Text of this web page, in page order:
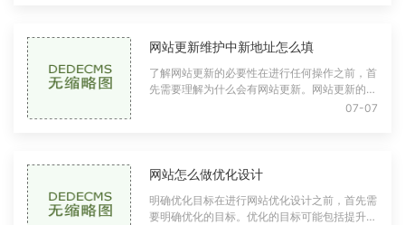
网站更新维护中新地址怎么填
了解网站更新的必要性在进行任何操作之前，首
先需要理解为什么会有网站更新。网站更新的原
因通常包括修复漏洞：游戏开发者需要及时修复
07-07
网站怎么做优化设计
明确优化目标在进行网站优化设计之前，首先需
要明确优化的目标。优化的目标可能包括提升用